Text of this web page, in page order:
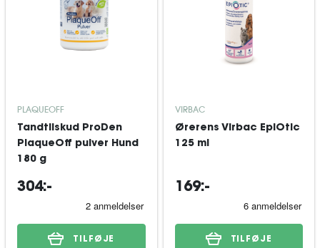
PLAQUEOFF
Tandtilskud ProDen
PlaqueOff pulver Hund
180 g
304:-
TILFØJE
VIRBAC
Ørerens Virbac EpiOtic
125 ml
169:-
TILFØJE